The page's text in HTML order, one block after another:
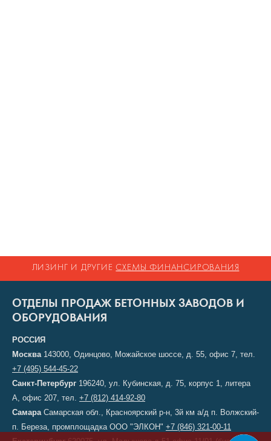
ЛИЗИНГ И ДРУГИЕ СХЕМЫ ФИНАНСИРОВАНИЯ
ОТДЕЛЫ ПРОДАЖ БЕТОННЫХ ЗАВОДОВ И
ОБОРУДОВАНИЯ
РОССИЯ
Москва143000, Одинцово, Можайское шоссе, д. 55, офис 7, тел.
+7 (495) 544-45-22
Санкт-Петербург 196240, ул. Кубинская, д. 75, корпус 1, литера
А, офис 207, тел. +7 (812) 414-92-80
СамараСамарская обл., Красноярский р-н, 3й км а/д п. Волжский-
п. Береза, промплощадка ООО "ЭЛКОН" +7 (846) 321-00-11